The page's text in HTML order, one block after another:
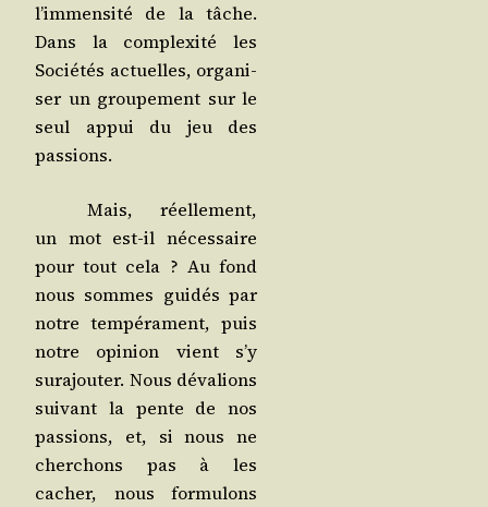
l’im­men­si­té de la tâche.
Dans la com­plexi­té les
Socié­tés actuelles, orga­ni­
ser un grou­pe­ment sur le
seul appui du jeu des
passions.
Mais, réel­le­ment,
un mot est-il néces­saire
pour tout cela ? Au fond
nous sommes gui­dés par
notre tem­pé­ra­ment, puis
notre opi­nion vient s’y
sur­ajou­ter. Nous déva­lions
sui­vant la pente de nos
pas­sions, et, si nous ne
cher­chons pas à les
cacher, nous for­mu­lons